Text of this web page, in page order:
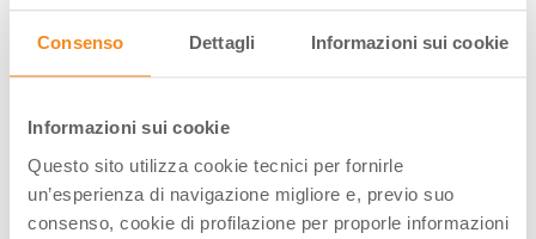
Consenso Dettagli Informazioni sui cookie
Informazioni sui cookie
Questo sito utilizza cookie tecnici per fornirle
un’esperienza di navigazione migliore e, previo suo
consenso, cookie di profilazione per proporle informazioni